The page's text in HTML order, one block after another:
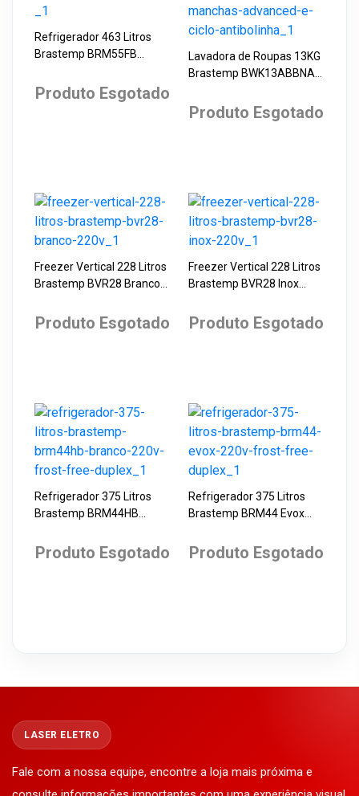
Refrigerador 463 Litros
Brastemp BRM55FB
Duplex A+++
Produto Esgotado
Lavadora de Roupas 13KG
Brastemp BWK13ABBNA
Tira Manchas Advanced e
Produto Esgotado
Freezer Vertical 228 Litros
Brastemp BVR28 Branco
Produto Esgotado
Freezer Vertical 228 Litros
Brastemp BVR28 Inox
Produto Esgotado
Refrigerador 375 Litros
Brastemp BRM44HB
Duplex
Produto Esgotado
Refrigerador 375 Litros
Brastemp BRM44 Evox
Produto Esgotado
LASER ELETRO
Fale com a nossa equipe, encontre a loja mais próxima e